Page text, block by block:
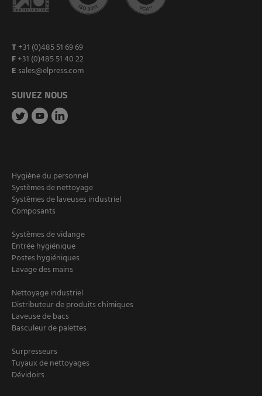
T +31 (0)485 51 69 69
F+31 (0)485 51 40 22
E sales@elpress.com
SUIVEZ NOUS
Hygiène du personnel
Systèmes de nettoyage
Systèmes de laveuses industriel
Composants
Systèmes de vidange
Entrée hygiénique
Postes hygiéniques
Lavage des mains
Nettoyage industriel
Distributeur de produits chimiques
Laveuse de bacs
Basculeur de palettes
Surpresseurs
Tuyaux de nettoyages
Dévidoirs